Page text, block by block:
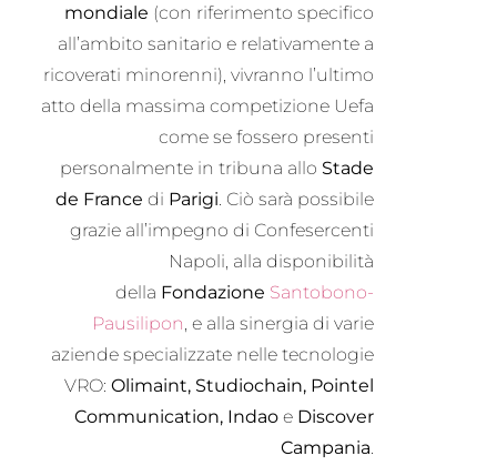
mondiale (con riferimento specifico
all’ambito sanitario e relativamente a
ricoverati minorenni), vivranno l’ultimo
atto della massima competizione Uefa
come se fossero presenti
personalmente in tribuna allo Stade
de France di Parigi . Ciò sarà possibile
grazie all’impegno di Confesercenti
Napoli, alla disponibilità
della Fondazione Santobono-
Pausilipon , e alla sinergia di varie
aziende specializzate nelle tecnologie
VRO:Olimaint, Studiochain, Pointel
Communication, Indao e Discover
Campania